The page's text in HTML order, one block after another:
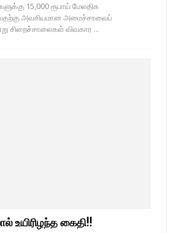
15,000 ரூபாய் மேலதிக
அவசியமான அமைச்சரவைப்
சிறைச்சாலைகள் விவகார ...
உயிரிழந்த கைதி!!